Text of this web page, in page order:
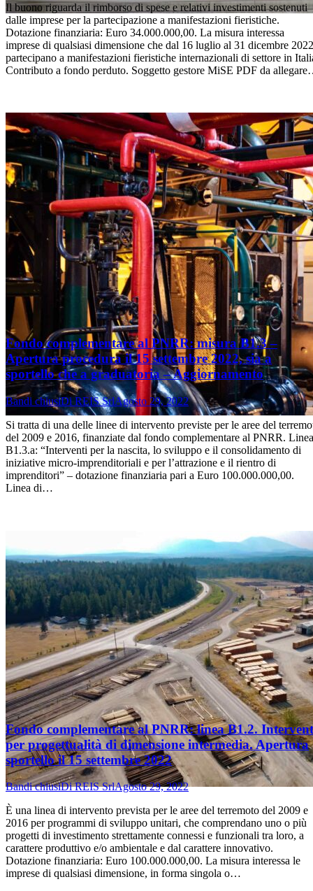
Il buono riguarda il rimborso di spese e relativi investimenti sostenuti
dalle imprese per la partecipazione a manifestazioni fieristiche.
Dotazione finanziaria: Euro 34.000.000,00. La misura interessa
imprese di qualsiasi dimensione che dal 16 luglio al 31 dicembre 2022
partecipano a manifestazioni fieristiche internazionali di settore in
Contributo a fondo perduto. Soggetto gestore MiSE PDF da
Fondo complementare al PNRR: misura B1.3 –
Apertura procedura il 15 settembre 2022, sia a
sportello che a graduatoria – Aggiornamento
Bandi chiusiDiREIS SrlAgosto 29, 2022
Si tratta di una delle linee di intervento previste per le aree del
del 2009 e 2016, finanziate dal fondo complementare al PNRR. Linea
B1.3.a: “Interventi per la nascita, lo sviluppo e il consolidamento di
iniziative micro-imprenditoriali e per l’attrazione e il rientro di
imprenditori” – dotazione finanziaria pari a Euro 100.000.000,00.
Linea di…
Fondo complementare al PNRR: linea B1.2.
per progettualità di dimensione intermedia. Apertura
sportello il 15 settembre 2022
Bandi chiusiDiREIS SrlAgosto 29, 2022
È una linea di intervento prevista per le aree del terremoto del 2009 e
2016 per programmi di sviluppo unitari, che comprendano uno o più
progetti di investimento strettamente connessi e funzionali tra loro, a
carattere produttivo e/o ambientale e dal carattere innovativo.
Dotazione finanziaria: Euro 100.000.000,00. La misura interessa le
imprese di qualsiasi dimensione, in forma singola o…